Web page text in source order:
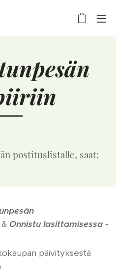
postituslistalle, saat:
& Onnistu lasittamisessa -
päivityksestä